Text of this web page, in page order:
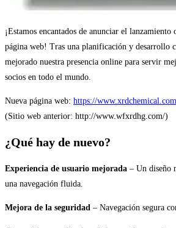
¡Estamos encantados de anunciar el
página web! Tras una planificación y desarrollo
mejorado nuestra presencia online para servir
socios en todo el mundo.
Nueva página web: https://
(Sitio web anterior: http://www.wfxrdhg.com/)
¿Qué hay de nuevo?
Experiencia de usuario mejorada – Un diseño
una navegación fluida.
Mejora de la seguridad – Navegación segura